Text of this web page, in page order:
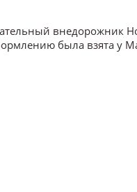
внедорожник
была взята у